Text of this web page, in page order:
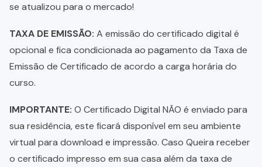
se atualizou para o mercado!
TAXA DE EMISSÃO: A emissão do certificado digital é
opcional e fica condicionada ao pagamento da Taxa de
Emissão de Certificado de acordo a carga horária do
curso.
IMPORTANTE: O Certificado Digital NÃO é enviado para
sua residência, este ficará disponível em seu ambiente
virtual para download e impressão. Caso Queira receber
o certificado impresso em sua casa além da taxa de